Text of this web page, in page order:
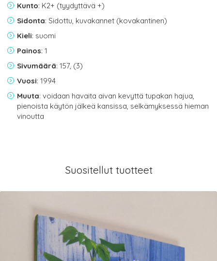
Kunto: K2+ (tyydyttävä +)
Sidonta: Sidottu, kuvakannet (kovakantinen)
Kieli: suomi
Painos: 1
Sivumäärä: 157, (3)
Vuosi: 1994
Muuta: voidaan havaita aivan kevyttä tupakan hajua,
pienoista käytön jälkeä kansissa, selkämyksessä hieman
vinoutta
Suositellut tuotteet